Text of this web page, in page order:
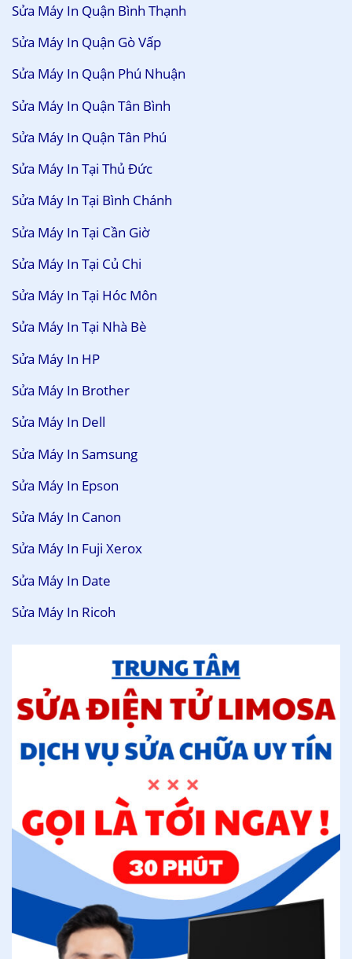
Sửa Máy In Quận Bình Thạnh
Sửa Máy In Quận Gò Vấp
Sửa Máy In Quận Phú Nhuận
Sửa Máy In Quận Tân Bình
Sửa Máy In Quận Tân Phú
Sửa Máy In Tại Thủ Đức
Sửa Máy In Tại Bình Chánh
Sửa Máy In Tại Cần Giờ
Sửa Máy In Tại Củ Chi
Sửa Máy In Tại Hóc Môn
Sửa Máy In Tại Nhà Bè
Sửa Máy In HP
Sửa Máy In Brother
Sửa Máy In Dell
Sửa Máy In Samsung
Sửa Máy In Epson
Sửa Máy In Canon
Sửa Máy In Fuji Xerox
Sửa Máy In Date
Sửa Máy In Ricoh